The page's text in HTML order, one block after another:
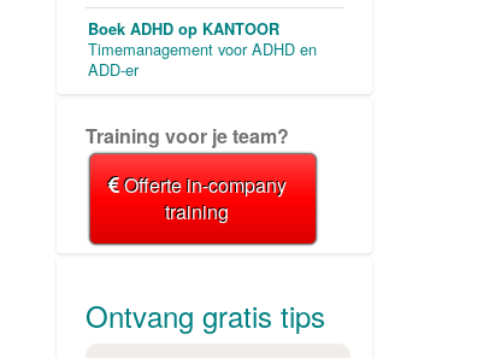
Boek ADHD op KANTOOR
Timemanagement voor ADHD en
ADD-er
Training voor je team?
Offerte in-company
training
Ontvang gratis tips